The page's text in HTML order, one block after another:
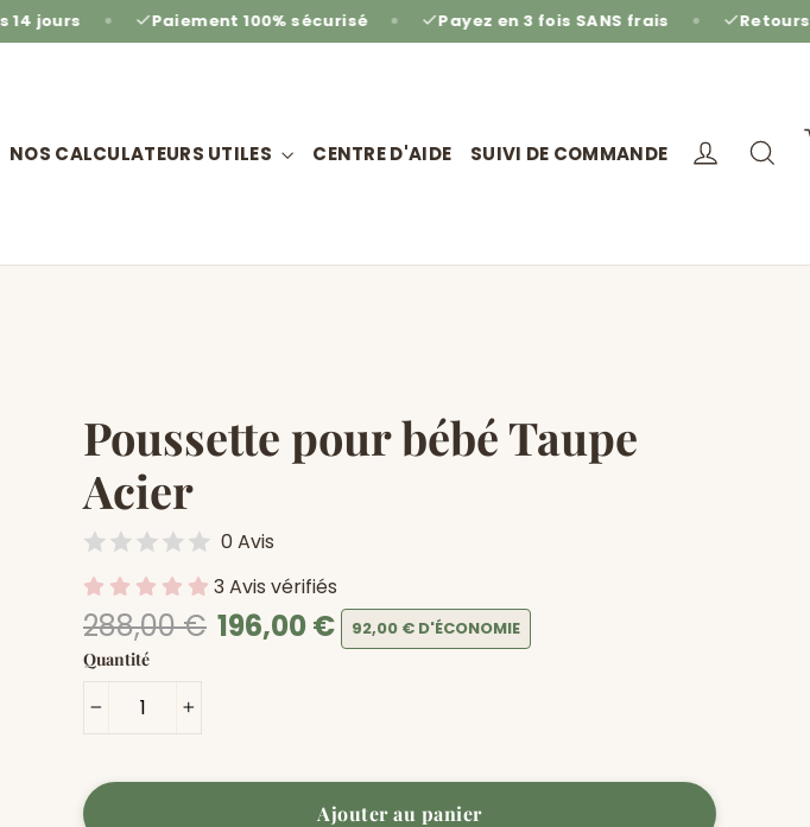
Paiement 100% sécurisé Payez en 3 fois SANS frais Retours gratuits sous
NOS CALCULATEURS UTILES CENTRE D'AIDE SUIVI DE COMMANDE Se
Poussette pour bébé Taupe
Acier
0 Avis
3 Avis vérifiés
Prix
régulier
288,00 € Prix
196,00 € 92,00 € D'ÉCONOMIE
Quantité
Ajouter au panier